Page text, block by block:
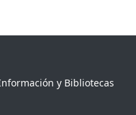
y Bibliotecas